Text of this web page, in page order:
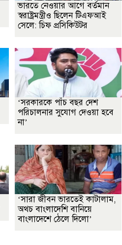
ভারতে নেওয়ার আগে বর্তমান
স্বরাষ্ট্রমন্ত্রীও ছিলেন টিএফআই
সেলে: চিফ প্রসিকিউটর
‘সরকারকে পাঁচ বছর দেশ
পরিচালনার সুযোগ দেওয়া হবে
না’
‘সারা জীবন ভারতেই কাটালাম,
অথচ বাংলাদেশি বানিয়ে
বাংলাদেশে ঠেলে দিলো’